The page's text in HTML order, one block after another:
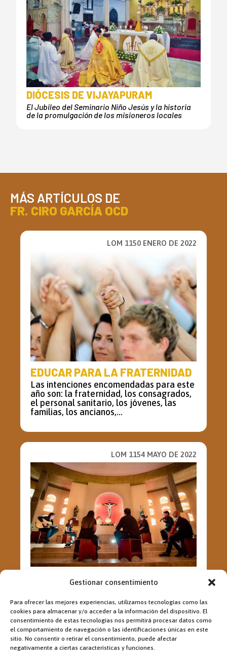
Gestionar consentimiento
Para ofrecer las mejores experiencias, utilizamos tecnologías como las
cookies para almacenar y/o acceder a la información del dispositivo. El
consentimiento de estas tecnologías nos permitirá procesar datos como
el comportamiento de navegación o las identificaciones únicas en este
sitio. No consentir o retirar el consentimiento, puede afectar
negativamente a ciertas características y funciones.
DIÓCESIS DE VIJAYAPURAM
El Jubileo del Seminario Niño Jesús y la historia
de la promulgación de los misioneros locales
MÁS ARTÍCULOS DE
FR. CIRO GARCÍA OCD
LOM 1150 ENERO DE 2022
EDUCAR PARA LA FRATERNIDAD
Las intenciones encomendadas para este
año son: la fraternidad, los consagrados,
el personal sanitario, los jóvenes, las
familias, los ancianos,...
LOM 1154 MAYO DE 2022
POR LA FE DE LOS JÓVENES
a una vida plena, descubran en María el
estilo de la escucha, la profundidad...
LOM 1183 ENERO DE 2025